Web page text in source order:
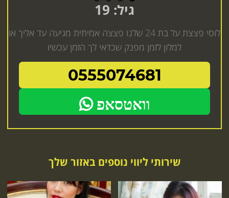
גיל: 19
לוסי פצצת על בת 24 שלנו פצצה אמיתית מגיעה עד אליך או
למלון לזמן מפנק שכדאי לך הזמן עכשיו
0555074681
וואטסאפ
שירותי ליווי נוספים באזור שלך